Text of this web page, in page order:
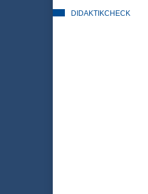
DIDAKTIKCHECK